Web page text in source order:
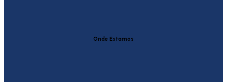
Onde Estamos